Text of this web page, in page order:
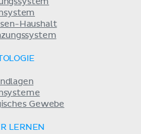
Haushalt
Gewebe
LERNEN